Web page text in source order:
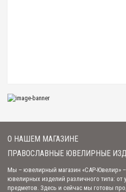
О НАШЕМ МАГАЗИНЕ
ПРАВОСЛАВНЫЕ ЮВЕЛИРНЫЕ
Мы – ювелирный магазин «САР-Ювелир»
ювелирных изделий различного типа: от
предметов. Здесь и сейчас мы готовы